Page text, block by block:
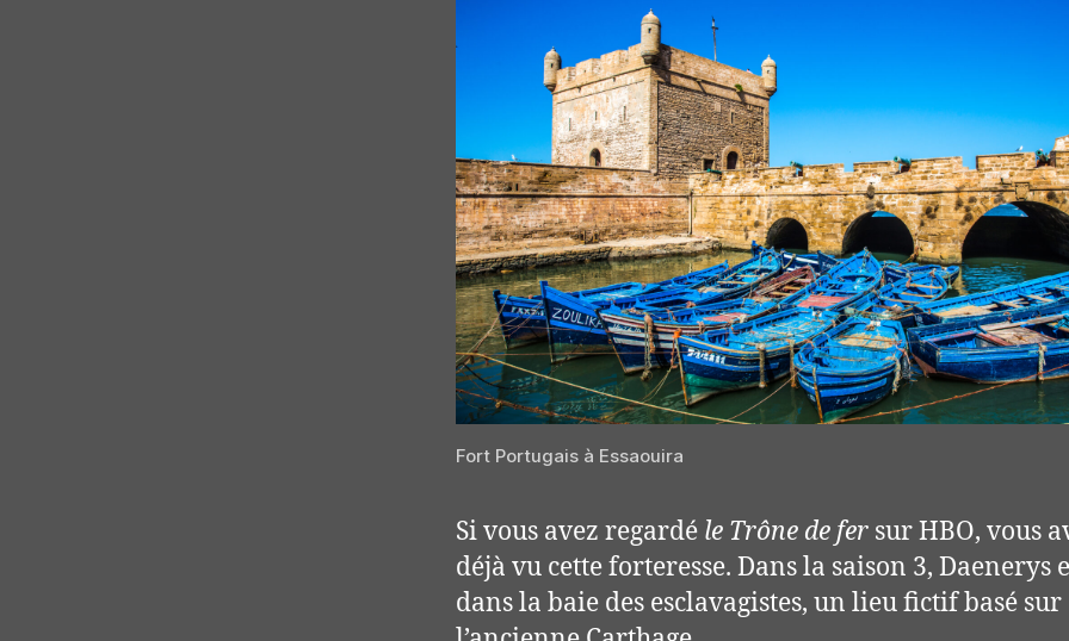
Fort Portugais à Essaouira
Si vous avez regardé le Trône de fer sur HBO, vous
déjà vu cette forteresse. Dans la saison 3, Daenerys
dans la baie des esclavagistes, un lieu fictif basé sur